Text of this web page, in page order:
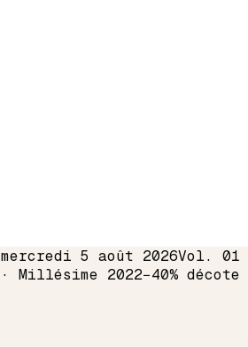
mercredi 5 août 2026Vol. 01
· Millésime 2022−40% décote